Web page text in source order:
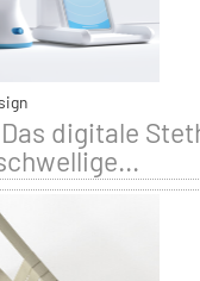
digitale